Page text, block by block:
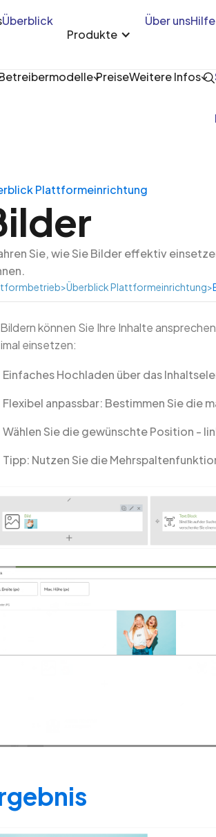
Überblick
Produkte
Über unsHilfe
PreiseWeitere Infos
Plattformeinrichtung
Sie, wie Sie Bilder effektiv
>Überblick Plattformeinrichtung>
können Sie Ihre Inhalte
einsetzen:
Einfaches Hochladen über das
Flexibel anpassbar: Bestimmen Sie die
Wählen Sie die gewünschte Position -
Tipp: Nutzen Sie die